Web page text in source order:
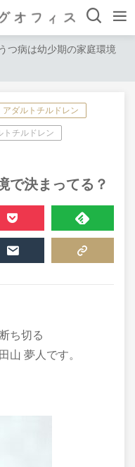
うつ病は幼少期の家庭環境
アダルトチルドレン
トチルドレン
で決まってる？
FEEDLY
ち切る
山 夢人です。